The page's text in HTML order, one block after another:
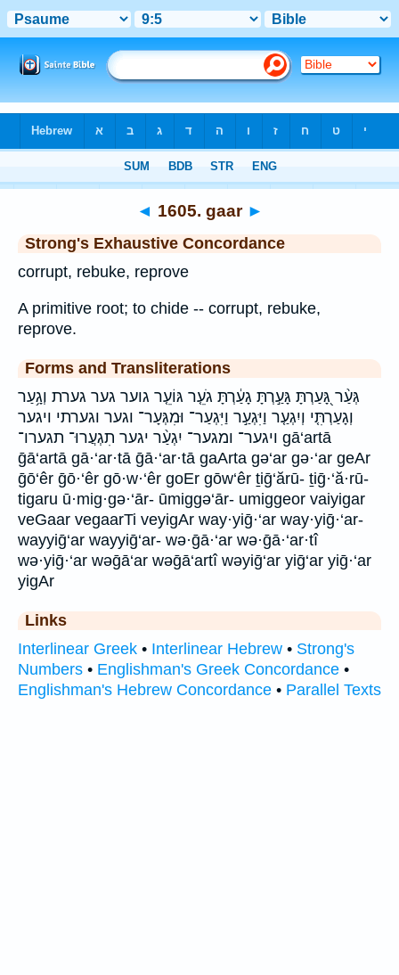
◄ 1605. gaar ►
Strong's Exhaustive Concordance
corrupt, rebuke, reprove
A primitive root; to chide -- corrupt, rebuke,
reprove.
Forms and Transliterations
גְּעַ֨ר גָּ֭עַרְתָּ גָּעַ֣רְתָּ גָעַ֔רְתָּ גֹעֵ֤ר גּוֹעֵ֤ר גוער גער גערת וְגָ֥עַר
וְגָעַרְתִּ֤י וְיִגְעַ֤ר וַיִּגְעַ֣ר וַיִּגְעַר־ וּמִגְּעָר־ וגער וגערתי ויגער
ויגער־ ומגער־ יִגְעַ֨ר יגער תִגְעֲרוּ־ תגערו־ gā‘artā
ḡā‘artā gā·‘ar·tā ḡā·‘ar·tā gaArta gə‘ar gə·‘ar geAr
ḡō‘êr ḡō·‘êr gō·w·‘êr goEr gōw‘êr ṯiḡ‘ărū- ṯiḡ·‘ă·rū-
tigaru ū·mig·gə·‘ār- ūmiggə‘ār- umiggeor vaiyigar
veGaar vegaarTi veyigAr way·yiḡ·‘ar way·yiḡ·‘ar-
wayyiḡ‘ar wayyiḡ‘ar- wə·ḡā·‘ar wə·ḡā·‘ar·tî
wə·yiḡ·‘ar wəḡā‘ar wəḡā‘artî wəyiḡ‘ar yiḡ‘ar yiḡ·‘ar
yigAr
Links
Interlinear Greek • Interlinear Hebrew • Strong's
Numbers • Englishman's Greek Concordance •
Englishman's Hebrew Concordance • Parallel Texts